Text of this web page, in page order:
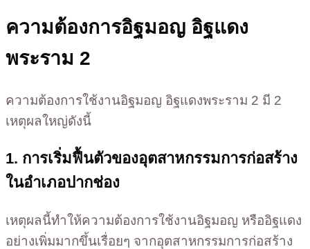
ความต้องการอิฐมอญ อิฐแดง
พระราม 2
ความต้องการใช้งานอิฐมอญ อิฐแดงพระราม 2 มี 2
เหตุผลใหญ่ดังนี้
1. การเริ่มฟื้นตัวของอุตสาหกรรมการก่อสร้าง
ในอำเภอปากช่อง
เหตุผลนี้ทำให้ความต้องการใช้งานอิฐมอญ หรืออิฐแดง
อย่างเพิ่มมากขึ้นเรื่อยๆ จากอุตสาหกรรมการก่อสร้าง